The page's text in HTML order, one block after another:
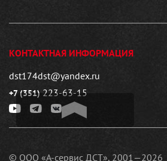
КОНТАКТНАЯ ИНФОРМАЦИЯ
dst174dst@yandex.ru
+7 (351) 223-63-15
© ООО «А-сервис ДСТ», 2001—2026